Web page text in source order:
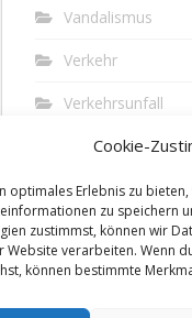
Cookie-
optimales Erlebnis zu
zu speichern
zustimmst, können wir
Website verarbeiten. Wenn
können bestimmte
Vandalismus
Verkehr
Verkehrsunfall
Vermisst
Waffen
Wilderei